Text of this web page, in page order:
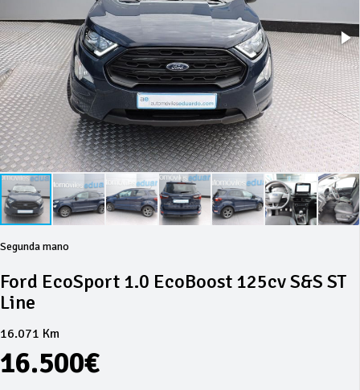
Segunda mano
Ford EcoSport 1.0 EcoBoost 125cv S&S ST
Line
16.071 Km
16.500€